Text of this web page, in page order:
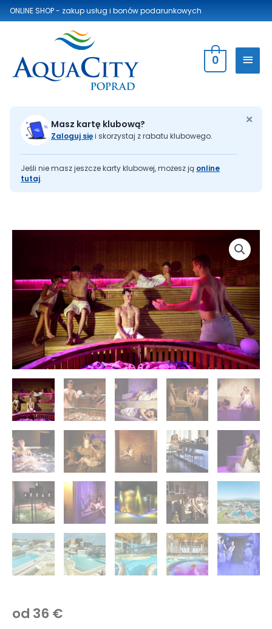
ONLINE SHOP - zakup usług i bonów podarunkowych
0
×
Masz kartę klubową?
Zaloguj sięi skorzystaj z rabatu klubowego.
Jeśli nie masz jeszcze karty klubowej, możesz ją online
tutaj.
od 36 €